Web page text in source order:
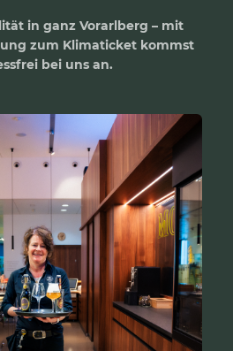
in ganz Vorarlberg – mit
zum Klimaticket kommst
bei uns an.